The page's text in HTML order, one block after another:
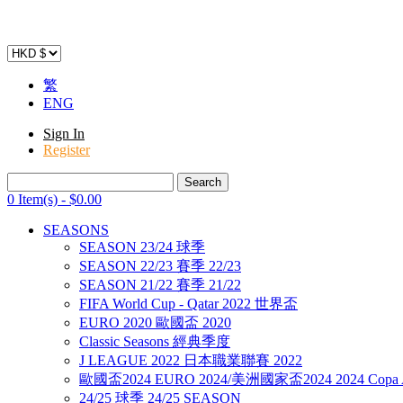
繁
ENG
Sign In
Register
0 Item(s) - $0.00
SEASONS
SEASON 23/24 球季
SEASON 22/23 賽季 22/23
SEASON 21/22 賽季 21/22
FIFA World Cup - Qatar 2022 世界盃
EURO 2020 歐國盃 2020
Classic Seasons 經典季度
J LEAGUE 2022 日本職業聯賽 2022
歐國盃2024 EURO 2024/美洲國家盃2024 2024 Copa
24/25 球季 24/25 SEASON